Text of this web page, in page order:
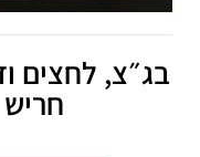
בג״צ, לחצים